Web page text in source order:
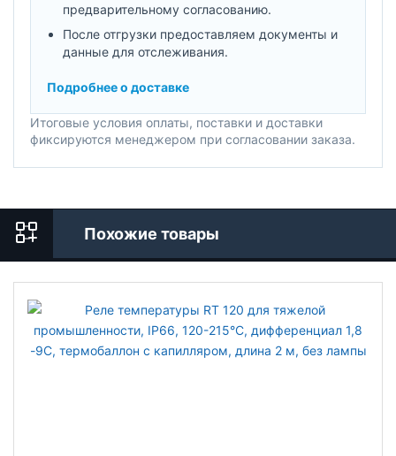
предварительному согласованию.
После отгрузки предоставляем документы и
данные для отслеживания.
Подробнее о доставке
Итоговые условия оплаты, поставки и доставки
фиксируются менеджером при согласовании заказа.
Похожие товары